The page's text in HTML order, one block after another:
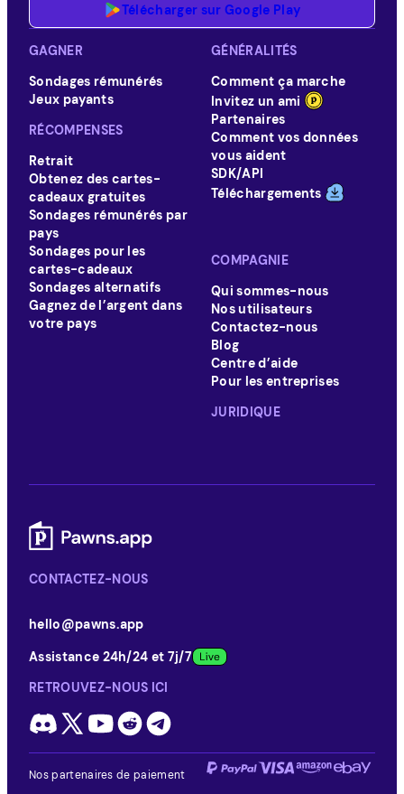
Télécharger sur Google Play
CONTACTEZ-NOUS
hello@pawns.app
Assistance 24h/24 et 7j/7
RETROUVEZ-NOUS ICI
GAGNER
Sondages rémunérés
Jeux payants
RÉCOMPENSES
Retrait
Obtenez des cartes-
cadeaux gratuites
Sondages rémunérés par
pays
Sondages pour les
cartes-cadeaux
Sondages alternatifs
Gagnez de l’argent dans
votre pays
GÉNÉRALITÉS
Comment ça marche
Invitez un ami
Partenaires
Comment vos données
vous aident
SDK/API
Téléchargements
COMPAGNIE
Qui sommes-nous
Nos utilisateurs
Contactez-nous
Blog
Centre d’aide
Pour les entreprises
JURIDIQUE
Nos partenaires de paiement